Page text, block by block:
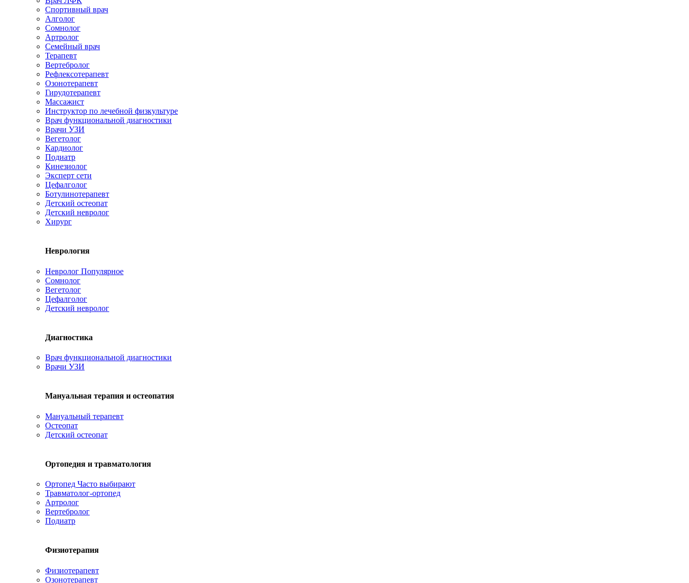
Спортивный врач
Алголог
Сомнолог
Артролог
Семейный врач
Терапевт
Вертебролог
Рефлексотерапевт
Озонотерапевт
Гирудотерапевт
Массажист
Инструктор по лечебной физкультуре
Врач функциональной диагностики
Врачи УЗИ
Вегетолог
Кардиолог
Подиатр
Кинезиолог
Эксперт сети
Цефалголог
Ботулинотерапевт
Детский остеопат
Детский невролог
Хирург
Неврология
Невролог Популярное
Сомнолог
Вегетолог
Цефалголог
Детский невролог
Диагностика
Врач функциональной диагностики
Врачи УЗИ
Мануальная терапия и остеопатия
Мануальный терапевт
Остеопат
Детский остеопат
Ортопедия и травматология
Ортопед Часто выбирают
Травматолог-ортопед
Артролог
Вертебролог
Подиатр
Физиотерапия
Физиотерапевт
Озонотерапевт